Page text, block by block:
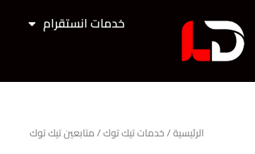
المحتوى
خدمات انستقرام
الرئيسية/خدمات تيك توك/ متابعين تيك توك